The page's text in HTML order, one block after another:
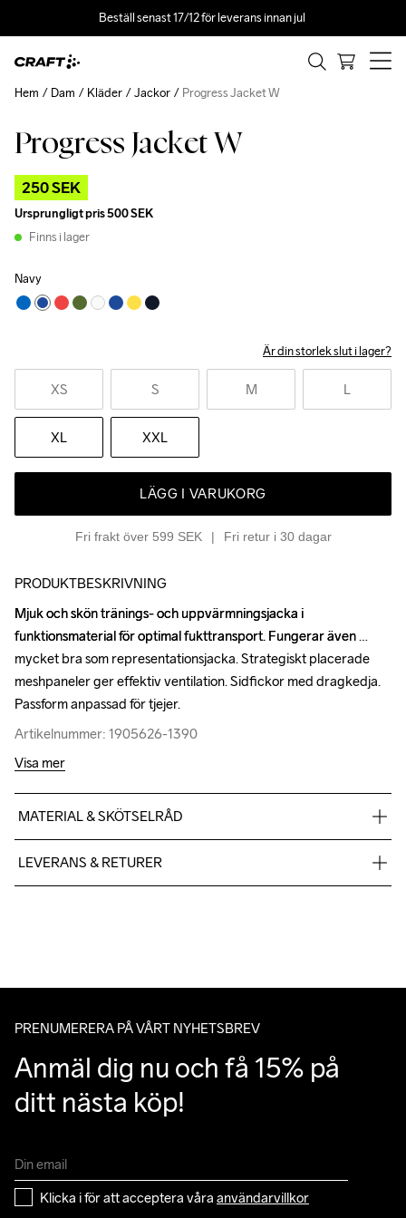
Beställ senast 17/12 för leverans innan jul
Progress Jacket W
250 SEK
Ursprungligt pris500 SEK
Finns i lager
Navy
Är din storlek slut i lager?
XS S M L
XL XXL
LÄGG I VARUKORG
Fri frakt över 599 SEK Fri retur i 30 dagar
Hem Dam Kläder Jackor Progress Jacket W
Outlet
PRODUKTBESKRIVNING
Mjuk och skön tränings- och uppvärmningsjacka i
funktionsmaterial för optimal fukttransport. Fungerar även
mycket bra som representationsjacka. Strategiskt placerade
meshpaneler ger effektiv ventilation. Sidfickor med dragkedja.
Passform anpassad för tjejer.
Artikelnummer: 1905626-1390
Mjuk och skön tränings- och uppvärmningsjacka i
funktionsmaterial för optimal fukttransport. Fungerar även
mycket bra som representationsjacka. Strategiskt placerade
meshpaneler ger effektiv ventilation. Sidfickor med dragkedja.
Passform anpassad för tjejer.
Artikelnummer: 1905626-1390
Visa mer
MATERIAL & SKÖTSELRÅD
90% polyester 10% elastane
LEVERANS & RETURER
av Postnords app när du får ditt trackingnummer av oss i ditt
PRENUMERERA PÅ VÅRT NYHETSBREV
Anmäl dig nu och få 15% på
ditt nästa köp!
Klicka i för att acceptera våra användarvillkor